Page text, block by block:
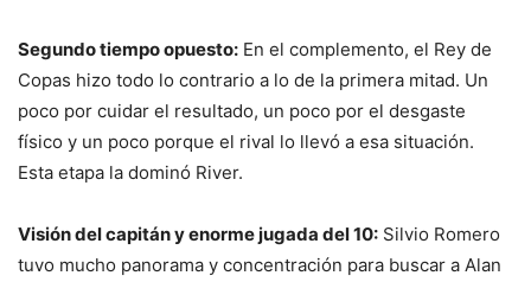
Segundo tiempo opuesto: En el complemento, el Rey de
Copas hizo todo lo contrario a lo de la primera mitad. Un
poco por cuidar el resultado, un poco por el desgaste
físico y un poco porque el rival lo llevó a esa situación.
Esta etapa la dominó River.
Visión del capitán y enorme jugada del 10: Silvio Romero
tuvo mucho panorama y concentración para buscar a Alan